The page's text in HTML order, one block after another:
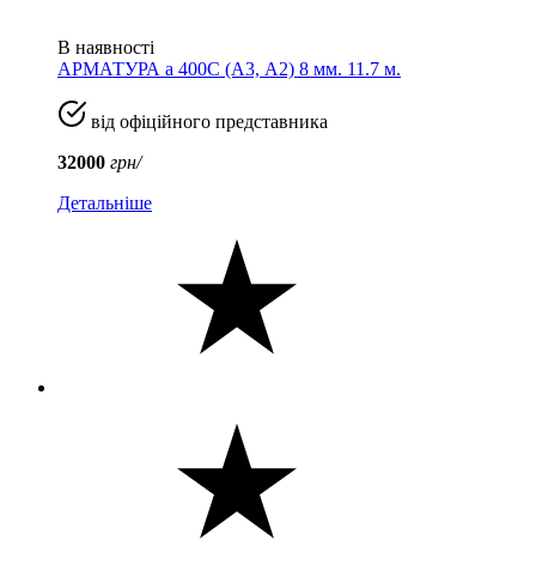
В наявності
АРМАТУРА а 400C (A3, А2) 8 мм. 11.7 м.
від офіційного представника
32000 грн/
Детальніше